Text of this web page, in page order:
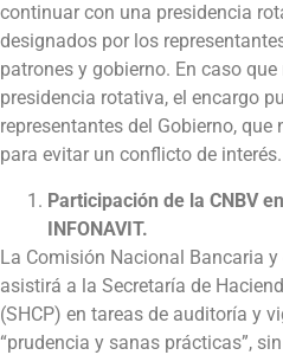
continuar con una presidencia
designados por los
patrones y gobierno. En caso que
presidencia rotativa, el encargo
representantes del Gobierno, que
para evitar un conflicto de interés.
Participación de la CNBV
INFONAVIT.
La Comisión Nacional Bancaria
asistirá a la Secretaría de
(SHCP) en tareas de auditoría y
“prudencia y sanas prácticas”,